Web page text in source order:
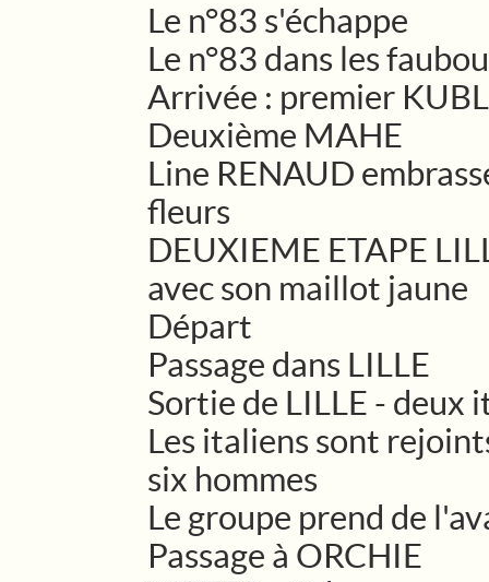
Le n°83 s'échappe
Le n°83 dans les
Arrivée : premier
Deuxième MAHE
Line RENAUD
fleurs
DEUXIEME ETAPE
avec son maillot jaune
Départ
Passage dans LILLE
Sortie de LILLE - deux
Les italiens sont
six hommes
Le groupe prend de
Passage à ORCHIE